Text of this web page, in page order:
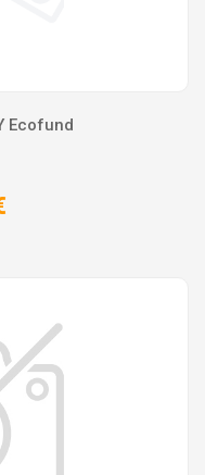
Ecofund